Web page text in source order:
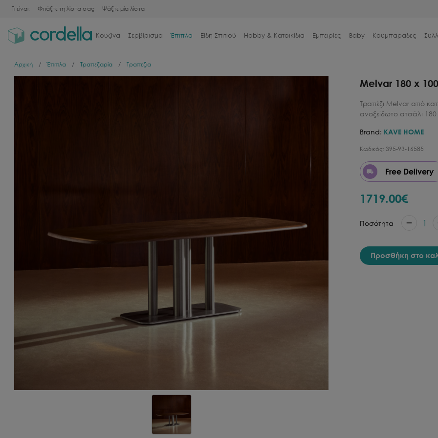
Τι είναι; Φτιάξτε τη λίστα σας Ψάξτε μία λίστα
Κουζίνα Σερβίρισμα Έπιπλα Είδη Σπιτιού Hobby & Κατοικίδια Εμπειρίες Baby Κουμπαράδες
Αρχική Έπιπλα Τραπεζαρία Τραπέζια
Melvar 180 x
Τραπέζι Melvar από
ανοξείδωτο ατσάλι 180
Brand: KAVE HOME
Κωδικός: 395-93-16585
Free Delivery
1719.00€
Ποσότητα 1
Προσθήκη στο